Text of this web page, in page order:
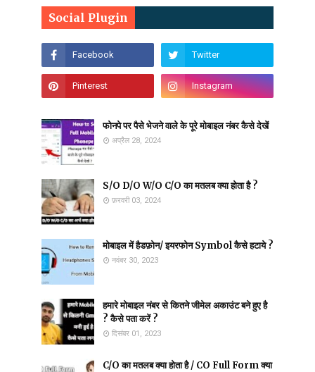
Social Plugin
फोनपे पर पैसे भेजने वाले के पूरे मोबाइल नंबर कैसे देखें
अप्रैल 28, 2024
S/O D/O W/O C/O का मतलब क्या होता है ?
फ़रवरी 03, 2024
मोबाइल में हैडफ़ोन/ इयरफोन Symbol कैसे हटाये ?
नवंबर 30, 2023
हमारे मोबाइल नंबर से कितने जीमेल अकाउंट बने हुए है
? कैसे पता करें ?
दिसंबर 01, 2023
C/O का मतलब क्या होता है / CO Full Form क्या